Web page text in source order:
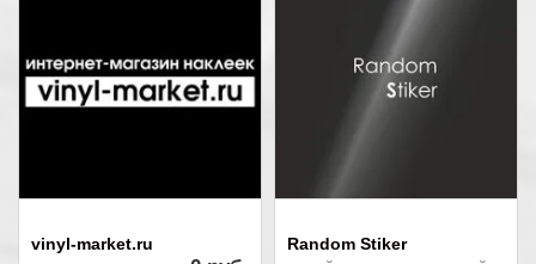
vinyl-market.ru Random Stiker